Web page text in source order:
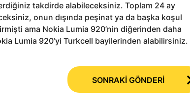
takdirde alabileceksiniz. Toplam 24 ay
onun dışında peşinat ya da başka koşul
ama Nokia Lumia 920’nin diğerinden daha
Lumia 920’yi Turkcell bayilerinden alabilirsiniz.
SONRAKİ GÖNDERİ